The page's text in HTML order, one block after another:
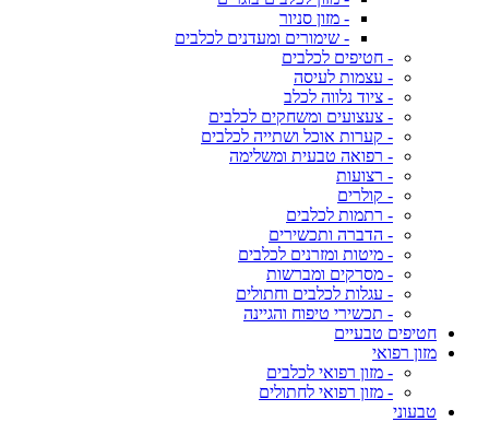
- מזון סניור
- שימורים ומעדנים לכלבים
- חטיפים לכלבים
- עצמות לעיסה
- ציוד נלווה לכלב
- צעצועים ומשחקים לכלבים
- קערות אוכל ושתייה לכלבים
- רפואה טבעית ומשלימה
- רצועות
- קולרים
- רתמות לכלבים
- הדברה ותכשירים
- מיטות ומזרנים לכלבים
- מסרקים ומברשות
- עגלות לכלבים וחתולים
- תכשירי טיפוח והגיינה
חטיפים טבעיים
מזון רפואי
- מזון רפואי לכלבים
- מזון רפואי לחתולים
טבעוני